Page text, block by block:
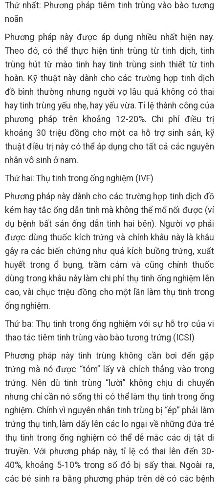
Thứ nhất: Phương pháp tiêm tinh trùng vào bào tương
noãn
Phương pháp này được áp dụng nhiều nhất hiện nay.
Theo đó, có thể thực hiện tinh trùng từ tinh dịch, tinh
trùng hút từ mào tinh hay tinh trùng sinh thiết từ tinh
hoàn. Kỹ thuật này dành cho các trường hợp tinh dịch
đồ bình thường nhưng người vợ lâu quá không có thai
hay tinh trùng yếu nhẹ, hay yếu vừa. Tỉ lệ thành công của
phương pháp trên khoảng 12-20%. Chi phí điều trị
khoảng 30 triệu đồng cho một ca hỗ trợ sinh sản, kỹ
thuật điều trị này có thể áp dụng cho tất cả các nguyên
nhân vô sinh ở nam.
Thứ hai: Thụ tinh trong ống nghiệm (IVF)
Phương pháp này dành cho các trường hợp tinh dịch đồ
kém hay tắc ống dẫn tinh mà không thể mổ nối được (ví
dụ bệnh bất sản ống dẫn tinh hai bên). Người vợ phải
được dùng thuốc kích trứng và chính khâu này là khâu
gây ra các biến chứng như quá kích buồng trứng, xuất
huyết trong ổ bụng, trầm cảm và cũng chính thuốc
dùng trong khâu này làm chi phí thụ tinh ống nghiệm lên
cao, vài chục triệu đồng cho một lần làm thụ tinh trong
ống nghiệm.
Thứ ba: Thụ tinh trong ống nghiệm với sự hỗ trợ của vi
thao tác tiêm tinh trùng vào bào tương trứng (ICSI)
Phương pháp này tinh trùng không cần bơi đến gặp
trứng mà nó được “tóm” lấy và chích thẳng vào trong
trứng. Nên dù tinh trùng “lười” không chịu di chuyển
nhưng chỉ cần nó sống thì có thể làm thụ tinh trong ống
nghiệm. Chính vì nguyên nhân tinh trùng bị “ép” phải làm
trứng thụ tinh, làm dấy lên các lo ngại về những đứa trẻ
thụ tinh trong ống nghiệm có thể dễ mắc các dị tật di
truyền. Với phương pháp này, tỉ lệ có thai lên đến 30-
40%, khoảng 5-10% trong số đó bị sẩy thai. Ngoài ra,
các bé sinh ra bằng phương pháp trên dễ có các bệnh